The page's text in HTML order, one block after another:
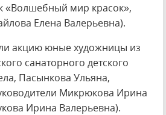
«Волшебный мир красок»,
Елена Валерьевна).
акцию юные художницы из
санаторного детского
Пасынкова Ульяна,
Микрюкова Ирина
Ирина Валерьевна).